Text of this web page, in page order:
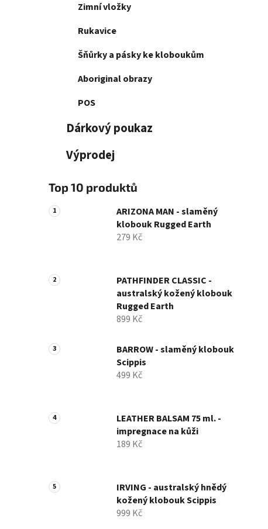
Zimní vložky
Rukavice
Šňůrky a pásky ke kloboukům
Aboriginal obrazy
POS
Dárkový poukaz
Výprodej
Top 10 produktů
ARIZONA MAN - slaměný
klobouk Rugged Earth
279 Kč
PATHFINDER CLASSIC -
australský kožený klobouk
Rugged Earth
899 Kč
BARROW - slaměný klobouk
Scippis
499 Kč
LEATHER BALSAM 75 ml. -
impregnace na kůži
189 Kč
IRVING - australský hnědý
kožený klobouk Scippis
999 Kč